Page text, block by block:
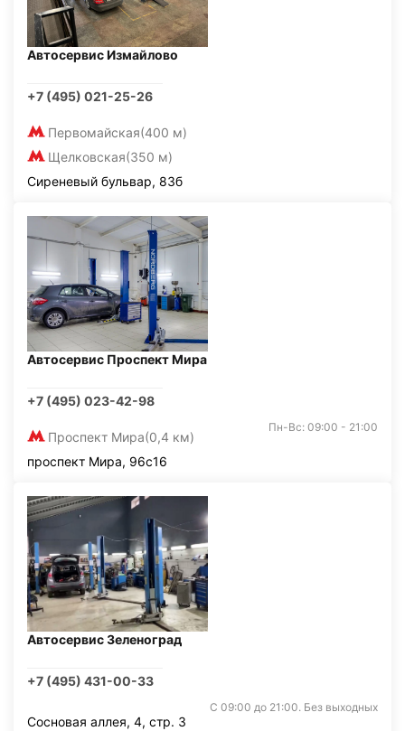
Автосервис Измайлово
+7 (495) 021-25-26
Первомайская(400 м)
Щелковская(350 м)
Сиреневый бульвар, 83б
Автосервис Проспект Мира
+7 (495) 023-42-98
Проспект Мира(0,4 км)
Пн-Вс: 09:00 - 21:00
проспект Мира, 96с16
Автосервис Зеленоград
+7 (495) 431-00-33
С 09:00 до 21:00. Без выходных
Сосновая аллея, 4, стр. 3